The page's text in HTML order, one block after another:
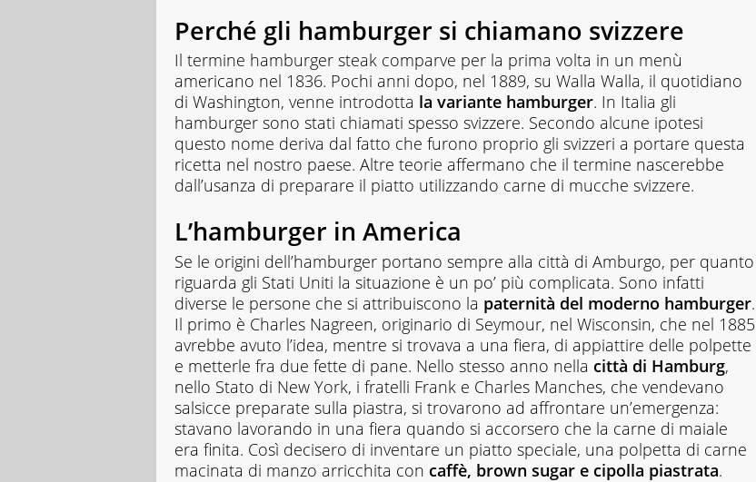
Perché gli hamburger si chiamano svizzere
Il termine hamburger steak comparve per la prima volta in un menù
americano nel 1836. Pochi anni dopo, nel 1889, su Walla Walla, il quotidiano
di Washington, venne introdotta la variante hamburger. In Italia gli
hamburger sono stati chiamati spesso svizzere. Secondo alcune ipotesi
questo nome deriva dal fatto che furono proprio gli svizzeri a portare questa
ricetta nel nostro paese. Altre teorie affermano che il termine nascerebbe
dall’usanza di preparare il piatto utilizzando carne di mucche svizzere.
L’hamburger in America
Se le origini dell’hamburger portano sempre alla città di Amburgo, per quanto
riguarda gli Stati Uniti la situazione è un po’ più complicata. Sono infatti
diverse le persone che si attribuiscono la paternità del moderno hamburger.
Il primo è Charles Nagreen, originario di Seymour, nel Wisconsin, che nel 1885
avrebbe avuto l’idea, mentre si trovava a una fiera, di appiattire delle polpette
e metterle fra due fette di pane. Nello stesso anno nella città di Hamburg,
nello Stato di New York, i fratelli Frank e Charles Manches, che vendevano
salsicce preparate sulla piastra, si trovarono ad affrontare un’emergenza:
stavano lavorando in una fiera quando si accorsero che la carne di maiale
era finita. Così decisero di inventare un piatto speciale, una polpetta di carne
macinata di manzo arricchita con caffè, brown sugar e cipolla piastrata.